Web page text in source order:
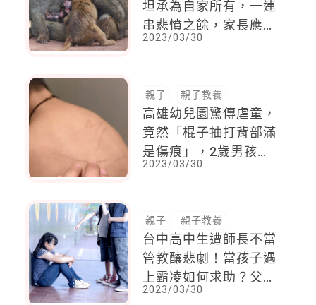
坦承為自家所有，一連
串悲憤之餘，家長應該
好好引領孩子的惻隱之
2023/03/30
親子 親子教養
高雄幼兒園驚傳虐童，
竟然「棍子抽打背部滿
是傷痕」，2歲男孩泣
訴：沒有老師來救我
2023/03/30
親子 親子教養
台中高中生遭師長不當
管教釀悲劇！當孩子遇
上霸凌如何求助？父母
做到 2 件事最重要
2023/03/30